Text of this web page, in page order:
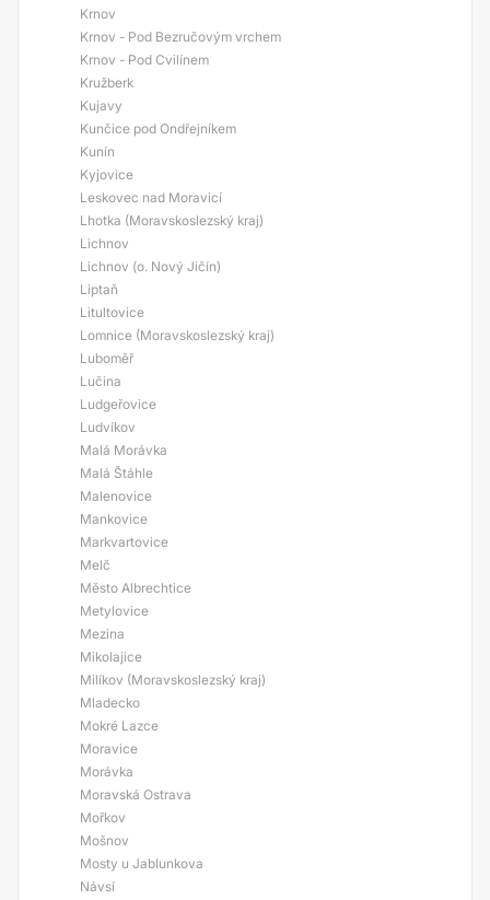
Krnov
Krnov - Pod Bezručovým vrchem
Krnov - Pod Cvilínem
Kružberk
Kujavy
Kunčice pod Ondřejníkem
Kunín
Kyjovice
Leskovec nad Moravicí
Lhotka (Moravskoslezský kraj)
Lichnov
Lichnov (o. Nový Jičín)
Liptaň
Litultovice
Lomnice (Moravskoslezský kraj)
Luboměř
Lučina
Ludgeřovice
Ludvíkov
Malá Morávka
Malá Štáhle
Malenovice
Mankovice
Markvartovice
Melč
Město Albrechtice
Metylovice
Mezina
Mikolajice
Milíkov (Moravskoslezský kraj)
Mladecko
Mokré Lazce
Moravice
Morávka
Moravská Ostrava
Mořkov
Mošnov
Mosty u Jablunkova
Návsí